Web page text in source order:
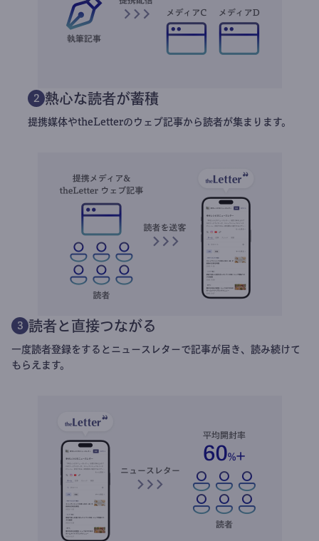
2 熱心な読者が蓄積
提携媒体やtheLetterのウェブ記事から読者が集まります。
3 読者と直接つながる
一度読者登録をするとニュースレターで記事が届き、読み続けて
もらえます。